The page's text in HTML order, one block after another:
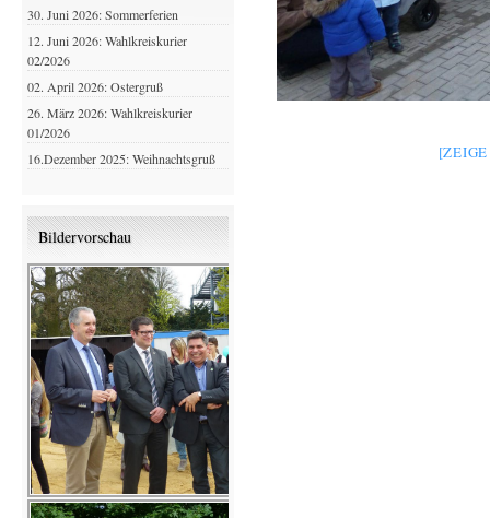
30. Juni 2026: Sommerferien
12. Juni 2026: Wahlkreiskurier
02/2026
02. April 2026: Ostergruß
26. März 2026: Wahlkreiskurier
01/2026
16.Dezember 2025: Weihnachtsgruß
Bildervorschau